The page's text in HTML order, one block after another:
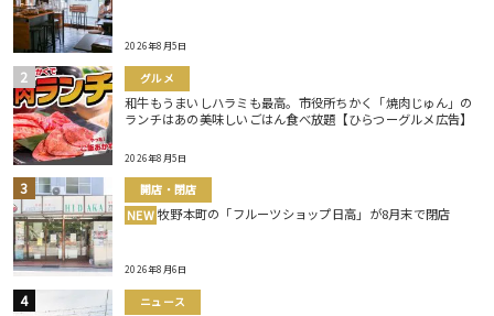
2026年8月5日
グルメ
和牛もうまいしハラミも最高。市役所ちかく「焼肉じゅん」の
ランチはあの美味しいごはん食べ放題【ひらつーグルメ広告】
2026年8月5日
開店・閉店
NEW 牧野本町の「フルーツショップ日高」が8月末で閉店
2026年8月6日
ニュース